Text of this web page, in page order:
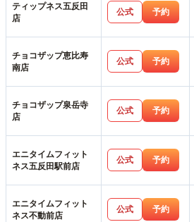
ティップネス五反田
店
公式 予約
チョコザップ恵比寿
南店
公式 予約
チョコザップ泉岳寺
店
公式 予約
エニタイムフィット
ネス五反田駅前店
公式 予約
エニタイムフィット
ネス不動前店
公式 予約